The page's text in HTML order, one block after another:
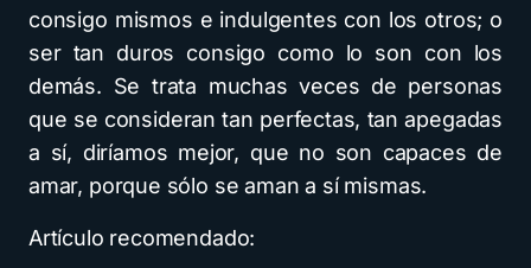
consigo mismos e indulgentes con los otros; o
ser tan duros consigo como lo son con los
demás. Se trata muchas veces de personas
que se consideran tan perfectas, tan apegadas
a sí, diríamos mejor, que no son capaces de
amar, porque sólo se aman a sí mismas.
Artículo recomendado: